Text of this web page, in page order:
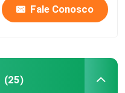
Fale Conosco
(25)